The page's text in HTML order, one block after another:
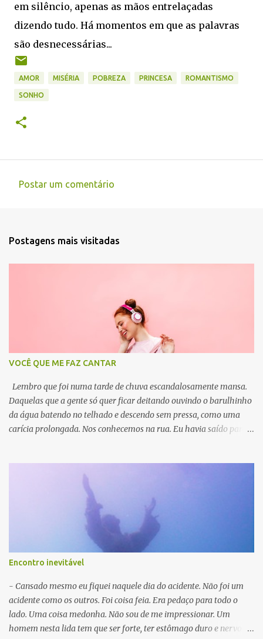
em silêncio, apenas as mãos entrelaçadas
dizendo tudo. Há momentos em que as palavras
são desnecessárias...
AMOR MISÉRIA POBREZA PRINCESA ROMANTISMO
SONHO
e
n
s
Postar um comentário
Postagens mais visitadas
VOCÊ QUE ME FAZ CANTAR
Lembro que foi numa tarde de chuva escandalosamente mansa.
Daquelas que a gente só quer ficar deitando ouvindo o barulhinho
da água batendo no telhado e descendo sem pressa, como uma
carícia prolongada. Nos conhecemos na rua. Eu havia saído para
que agora me escapa o nome. Balançava a cabeça acompanhando
o ritmo e certamente estava cantarolando — que sou dessas. Os
pingos finos brincavam no meu cabelo e eu trazia a sacola com o
fermento, um pacote de salgadinho e dois pãezinhos para o café
da noite bem junto ao peito para não molhar. A distância entre os
ladrilhos da praça e o meio-fio encurtando. Você que me faz feliz,
abalroada — para usar uma palavra condizente com a situação —,
por um maluco numa bicicleta desengonçada. ...
Encontro inevitável
- Cansado mesmo eu fiquei naquele dia do acidente. Não foi um
acidente como os outros. Foi coisa feia. Era pedaço para todo o
lado. Uma coisa medonha. Não sou de me impressionar. Um
homem nesta lida tem que ser forte, ter estômago duro e nervos